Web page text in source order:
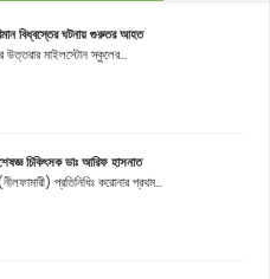
বিধ্বস্তের ঘটনায় গুরুতর আহত
উত্তরার মাইলস্টোন স্কুলের...
চিকিৎসক ডাঃ আরিফ হাসনাত
প্রতিনিধিঃ করোনার প্রথম...